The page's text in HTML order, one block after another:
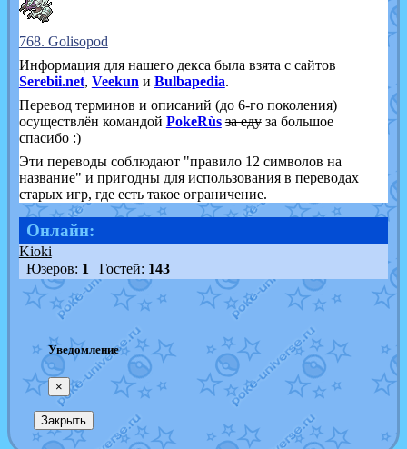
768. Golisopod
Информация для нашего декса была взята с сайтов
Serebii.net, Veekunи Bulbapedia.
Перевод терминов и описаний (до 6-го поколения)
осуществлён командой PokeRùs за едуза большое
спасибо :)
Эти переводы соблюдают "правило 12 символов на
название" и пригодны для использования в переводах
старых игр, где есть такое ограничение.
Онлайн:
Kioki
Юзеров: 1| Гостей: 143
Уведомление
×
Закрыть